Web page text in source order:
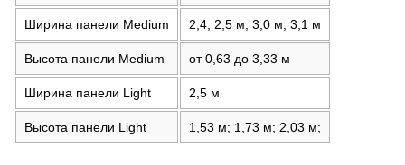
Ширина панели Medium 2,4; 2,5 м; 3,0 м; 3,1 м
Высота панели Medium от 0,63 до 3,33 м
Ширина панели Light 2,5 м
Высота панели Light 1,53 м; 1,73 м; 2,03 м;